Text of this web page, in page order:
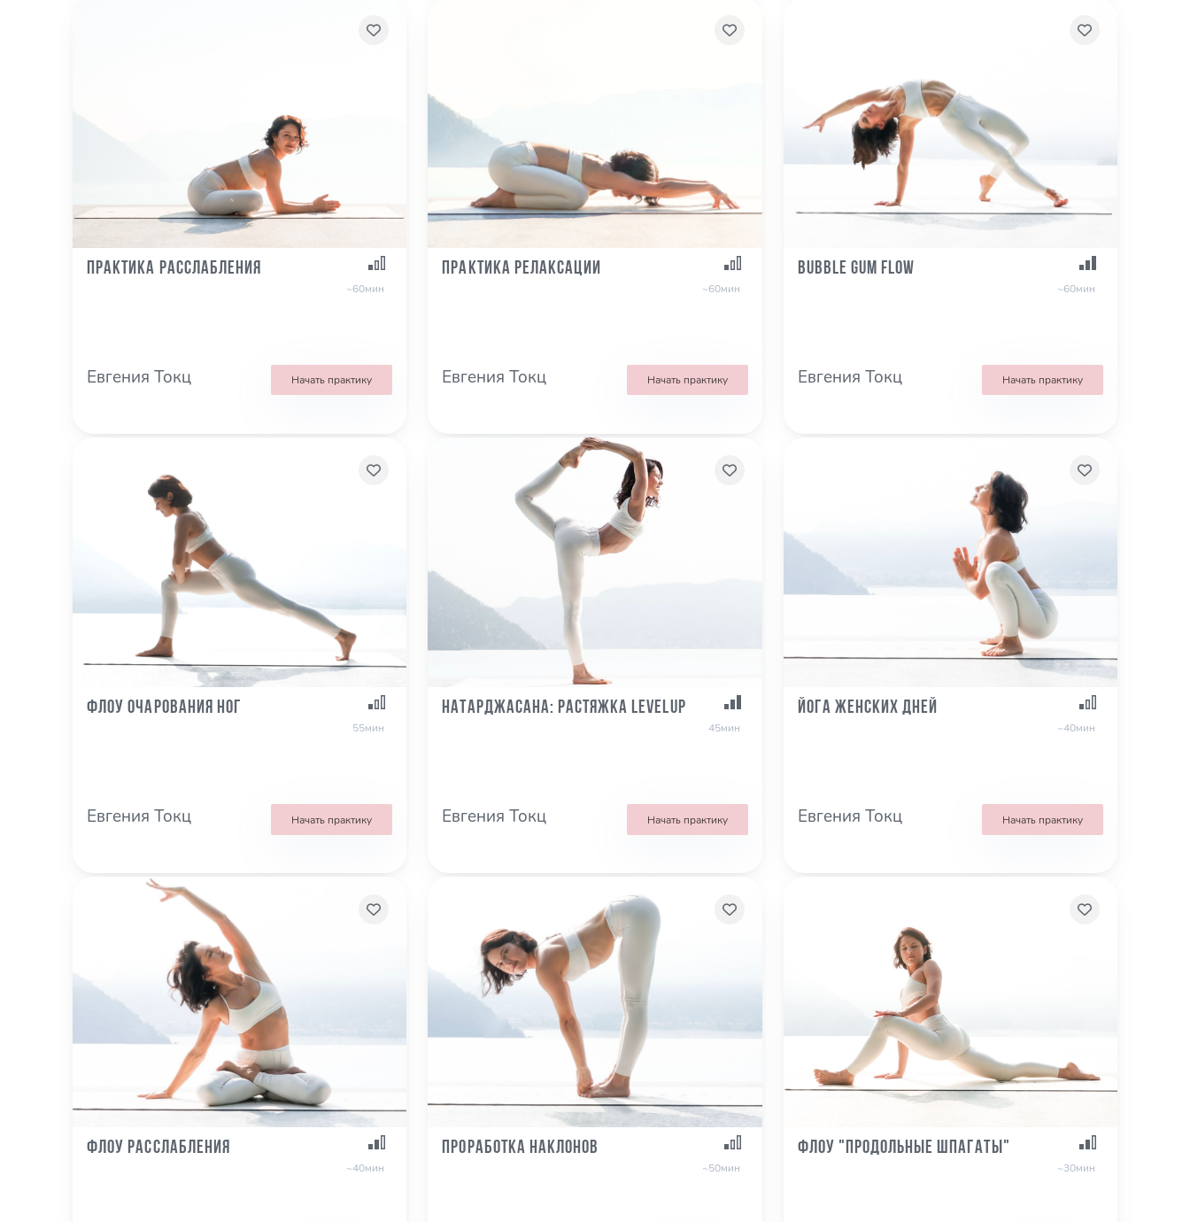
Практика расслабления
~60мин
Евгения Токц Начать практику
Практика релаксации
~60мин
Евгения Токц Начать практику
Bubble Gum Flow
~60мин
Евгения Токц Начать практику
Флоу очарования ног
55мин
Евгения Токц Начать практику
Натарджасана: Растяжка LevelUp
45мин
Евгения Токц Начать практику
Йога женских дней
~40мин
Евгения Токц Начать практику
Флоу расслабления
~40мин
Проработка наклонов
~50мин
Флоу "Продольные шпагаты"
~30мин